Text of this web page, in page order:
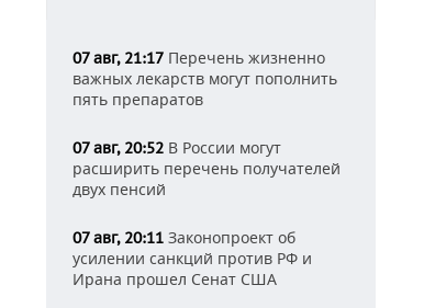
07 авг, 21:17 Перечень жизненно
важных лекарств могут пополнить
пять препаратов
07 авг, 20:52 В России могут
расширить перечень получателей
двух пенсий
07 авг, 20:11 Законопроект об
усилении санкций против РФ и
Ирана прошел Сенат США